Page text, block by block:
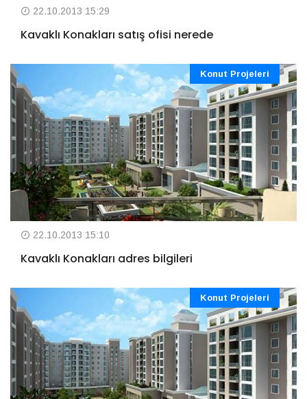
22.10.2013 15:29
Kavaklı Konakları satış ofisi nerede
Konut Projeleri
22.10.2013 15:10
Kavaklı Konakları adres bilgileri
Konut Projeleri